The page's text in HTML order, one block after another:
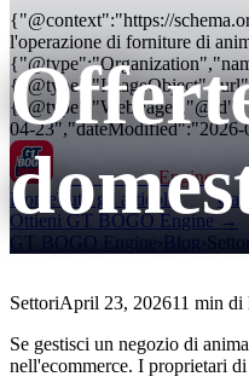
{"@context":"https://
l'operazione di forniture di
04-23","dateModified":"2026-
GT BOGOEngine
HomeTutti gli articoli
Ottieni GT BOGO Engine →
GT BOGO Engine ›Blog ›
SettoriApril 23, 202611 min di
Se gestisci un negozio di
nell'ecommerce. I proprietari